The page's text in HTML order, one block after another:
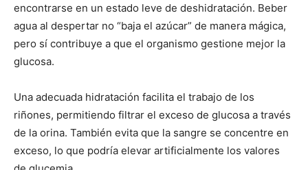
encontrarse en un estado leve de deshidratación. Beber
agua al despertar no “baja el azúcar” de manera mágica,
pero sí contribuye a que el organismo gestione mejor la
glucosa.
Una adecuada hidratación facilita el trabajo de los
riñones, permitiendo filtrar el exceso de glucosa a través
de la orina. También evita que la sangre se concentre en
exceso, lo que podría elevar artificialmente los valores